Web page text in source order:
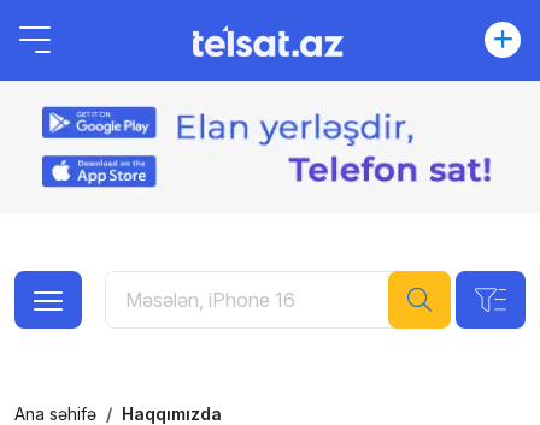
Ana səhifə Haqqımızda